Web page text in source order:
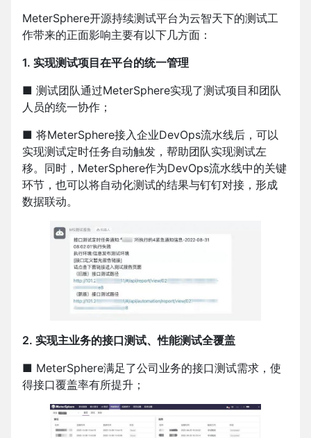
MeterSphere开源持续测试平台为云智天下的测试工
作带来的正面影响主要有以下几方面：
1. 实现测试项目在平台的统一管理
■ 测试团队通过MeterSphere实现了测试项目和团队
人员的统一协作；
■ 将MeterSphere接入企业DevOps流水线后，可以
实现测试定时任务自动触发，帮助团队实现测试左
移。同时，MeterSphere作为DevOps流水线中的关键
环节，也可以将自动化测试的结果与钉钉对接，形成
数据联动。
2. 实现主业务的接口测试、性能测试全覆盖
■ MeterSphere满足了公司业务的接口测试需求，使
得接口覆盖率有所提升；